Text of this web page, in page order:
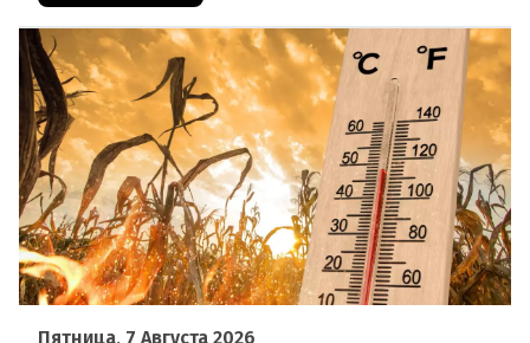
Пятница, 7 Августа 2026